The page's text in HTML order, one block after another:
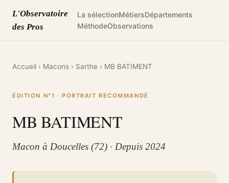
L'Observatoire
des Pros
La sélectionMétiersDépartements
MéthodeObservations
Accueil › Macons › Sarthe › MB BATIMENT
ÉDITION N°1 · PORTRAIT RECOMMANDÉ
MB BATIMENT
Macon à Doucelles (72) · Depuis 2024